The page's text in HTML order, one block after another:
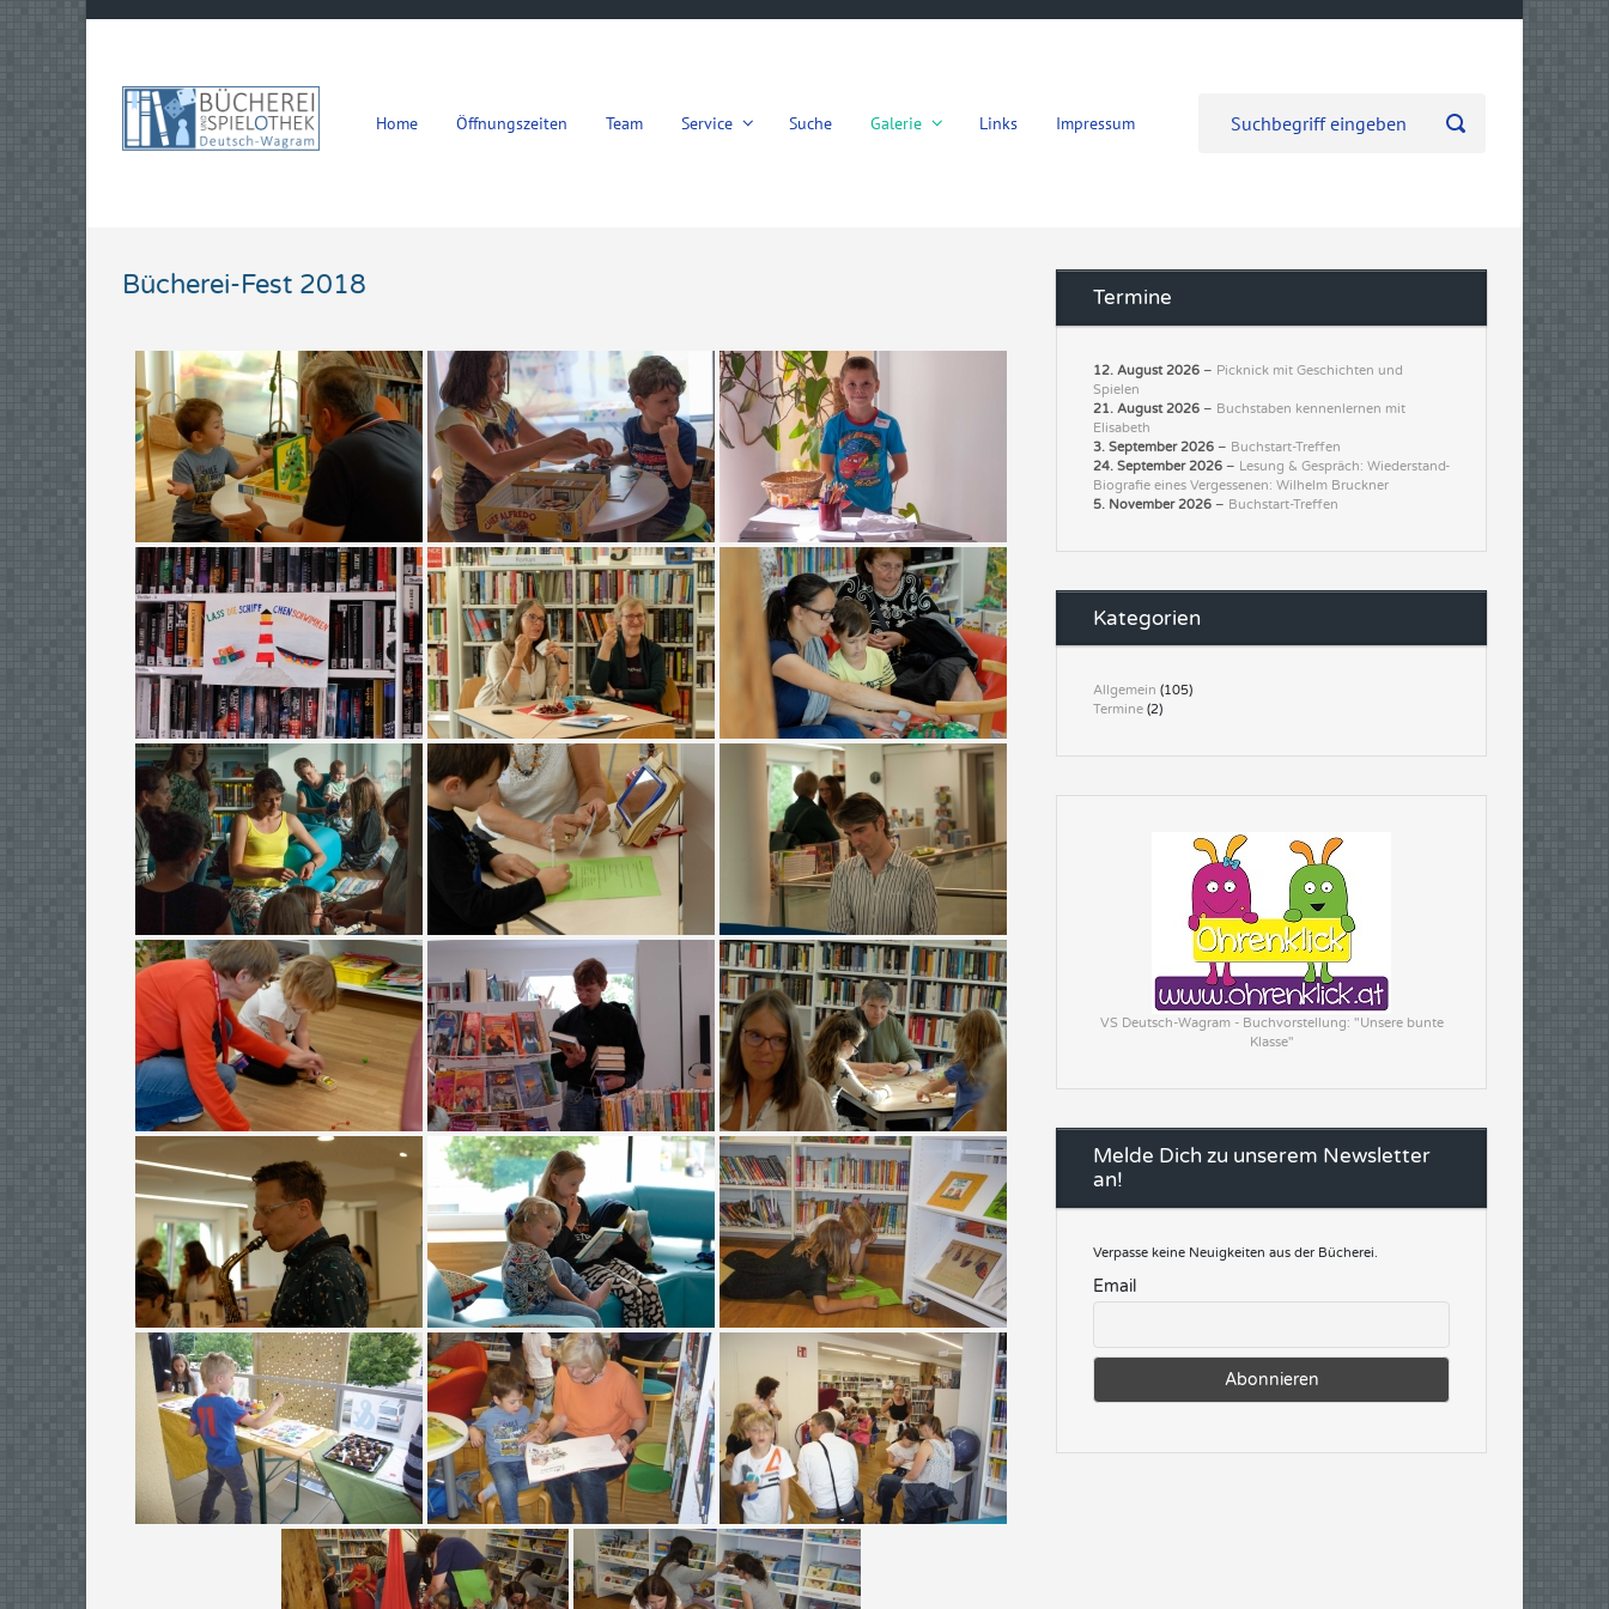
Home Öffnungszeiten Team Service Suche Galerie Links Impressum
Bücherei-Fest 2018 Termine
12. August 2026 – Picknick mit Geschichten und
Spielen
21. August 2026 – Buchstaben kennenlernen mit
Elisabeth
3. September 2026 – Buchstart-Treffen
24. September 2026 – Lesung & Gespräch: Wiederstand-
Biografie eines Vergessenen: Wilhelm Bruckner
5. November 2026 – Buchstart-Treffen
Kategorien
Allgemein (105)
Termine (2)
VS Deutsch-Wagram - Buchvorstellung: "Unsere bunte
Klasse"
Melde Dich zu unserem Newsletter
an!
Verpasse keine Neuigkeiten aus der Bücherei.
Email